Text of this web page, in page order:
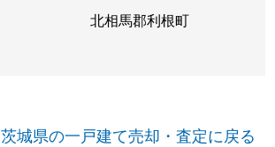
北相馬郡利根町
茨城県の一戸建て売却・査定に戻る